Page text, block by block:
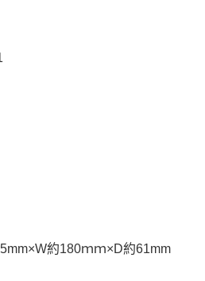
約180ｍｍ×D約61mm